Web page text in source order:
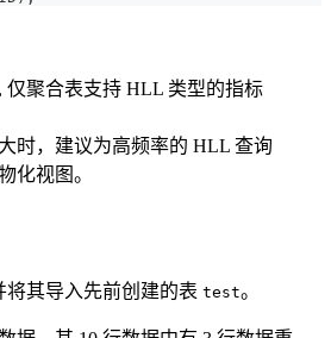
仅聚合表支持 HLL 类型的指标
时，建议为高频率的 HLL 查询
化视图。
将其导入先前创建的表 test。